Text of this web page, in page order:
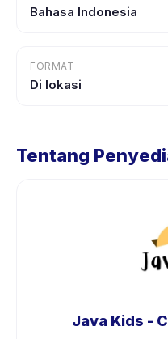
Bahasa Indonesia
FORMAT
Di lokasi
Tentang
Java Kids -